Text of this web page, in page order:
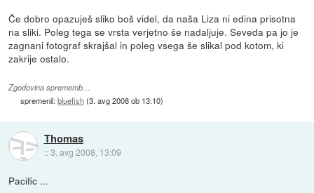
Če dobro opazuješ sliko boš videl, da naša Liza ni edina prisotna
na sliki. Poleg tega se vrsta verjetno še nadaljuje. Seveda pa jo je
zagnani fotograf skrajšal in poleg vsega še slikal pod kotom, ki
zakrije ostalo.
Zgodovina sprememb…
spremenil:bluefish(3. avg 2008 ob 13:10)
Thomas
::3. avg 2008, 13:09
Pacific ...